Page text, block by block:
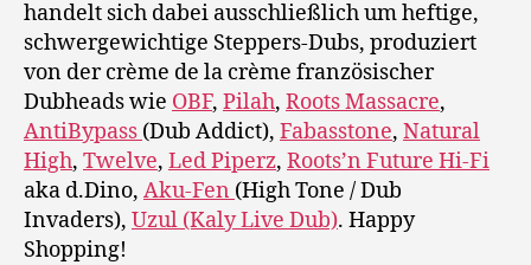
handelt sich dabei ausschließlich um heftige,
schwergewichtige Steppers-Dubs, produziert
von der crème de la crème französischer
Dubheads wie OBF, Pilah, Roots Massacre,
AntiBypass (Dub Addict), Fabasstone, Natural
High, Twelve, Led Piperz, Roots’n Future Hi-Fi
aka d.Dino, Aku-Fen (High Tone / Dub
Invaders), Uzul (Kaly Live Dub). Happy
Shopping!